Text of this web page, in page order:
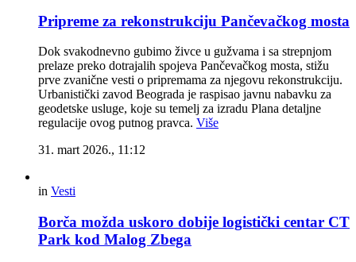
Pripreme za rekonstrukciju Pančevačkog mosta
Dok svakodnevno gubimo živce u gužvama i sa strepnjom
prelaze preko dotrajalih spojeva Pančevačkog mosta, stižu
prve zvanične vesti o pripremama za njegovu rekonstrukciju.
Urbanistički zavod Beograda je raspisao javnu nabavku za
geodetske usluge, koje su temelj za izradu Plana detaljne
regulacije ovog putnog pravca. Više
31. mart 2026., 11:12
in Vesti
Borča možda uskoro dobije logistički centar CT
Park kod Malog Zbega